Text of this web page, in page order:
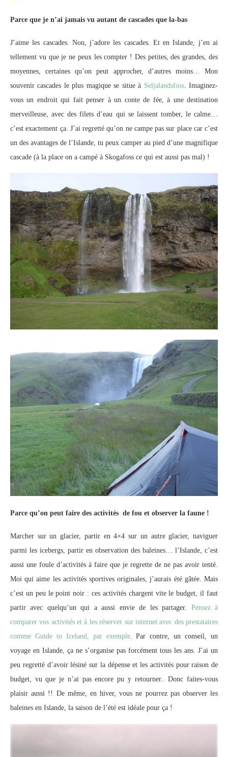
Parce que je n’ai jamais vu autant de cascades que la-bas
J’aime les cascades. Non, j’adore les cascades. Et en Islande, j’en ai
tellement vu que je ne peux les compter ! Des petites, des grandes, des
moyennes, certaines qu’on peut approcher, d’autres moins… Mon
souvenir cascades le plus magique se situe à Seljalandsfoss. Imaginez-
vous un endroit qui fait penser à un conte de fée, à une destination
merveilleuse, avec des filets d’eau qui se laissent tomber, le calme…
c’est exactement ça. J’ai regretté qu’on ne campe pas sur place car c’est
un des avantages de l’Islande, tu peux camper au pied d’une magnifique
cascade (à la place on a campé à Skogafoss ce qui est aussi pas mal) !
Parce qu’on peut faire des activités de fou et observer la faune !
Marcher sur un glacier, partir en 4×4 sur un autre glacier, naviguer
parmi les icebergs, partir en observation des baleines… l’Islande, c’est
aussi une foule d’activités à faire que je regrette de ne pas avoir tenté.
Moi qui aime les activités sportives originales, j’aurais été gâtée. Mais
c’est un peu le point noir : ces activités chargent vite le budget, il faut
partir avec quelqu’un qui a aussi envie de les partager. Pensez à
comparer vos activités et à les réserver sur internet avec des prestataires
comme Guide to Iceland, par exemple. Par contre, un conseil, un
voyage en Islande, ça ne s’organise pas forcément tous les ans. J’ai un
peu regretté d’avoir lésiné sur la dépense et les activités pour raison de
budget, vu que je n’ai pas encore pu y retourner.. Donc faites-vous
plaisir aussi !! De même, en hiver, vous ne pourrez pas observer les
baleines en Islande, la saison de l’été est idéale pour ça !